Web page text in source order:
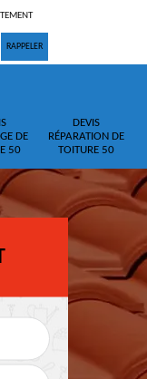
DE
50
DEVIS
RÉPARATION DE
TOITURE 50